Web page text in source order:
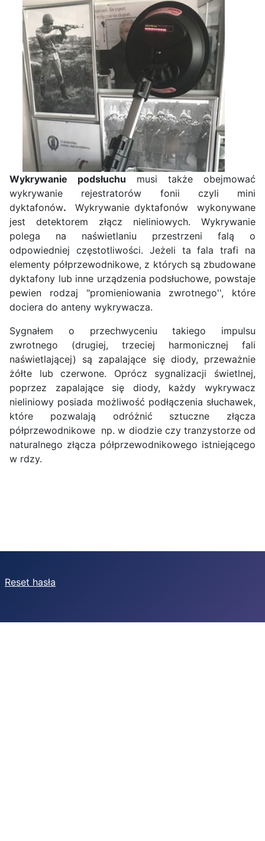
Wykrywanie podsłuchu musi także obejmować
wykrywanie rejestratorów fonii czyli mini
dyktafonów. Wykrywanie dyktafonów wykonywane
jest detektorem złącz nieliniowych. Wykrywanie
polega na naświetlaniu przestrzeni falą o
odpowiedniej częstotliwości. Jeżeli ta fala trafi na
elementy półprzewodnikowe, z których są zbudowane
dyktafony lub inne urządzenia podsłuchowe, powstaje
pewien rodzaj "promieniowania zwrotnego'', które
dociera do anteny wykrywacza.
Sygnałem o przechwyceniu takiego impulsu
zwrotnego (drugiej, trzeciej harmonicznej fali
naświetlającej) są zapalające się diody, przeważnie
żółte lub czerwone. Oprócz sygnalizacji świetlnej,
poprzez zapalające się diody, każdy wykrywacz
nieliniowy posiada możliwość podłączenia słuchawek,
które pozwalają odróżnić sztuczne złącza
półprzewodnikowe np. w diodzie czy tranzystorze od
naturalnego złącza półprzewodnikowego istniejącego
w rdzy.
Reset hasła